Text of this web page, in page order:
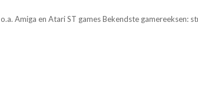
Amiga en Atari ST games Bekendste gamereeksen: